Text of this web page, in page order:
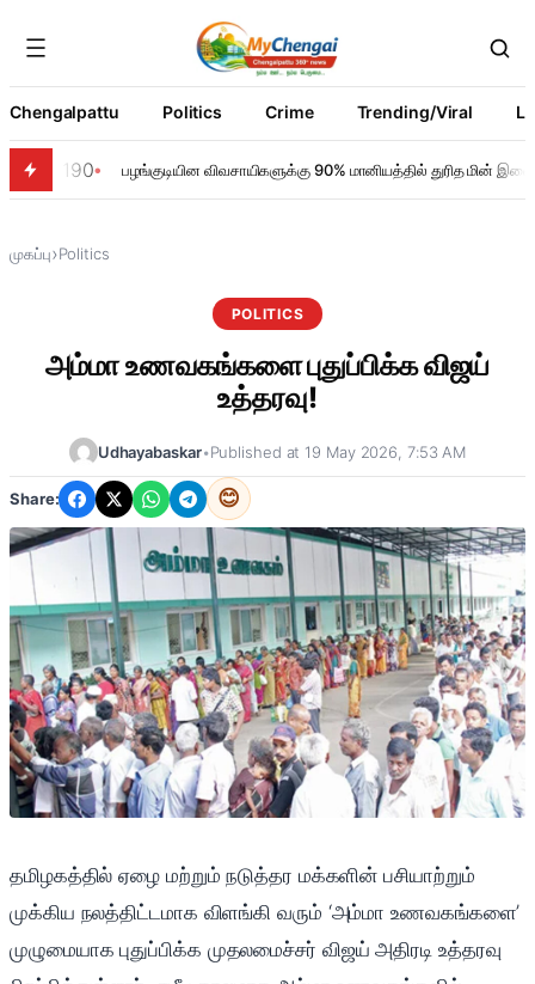
Chengalpattu Politics Crime Trending/Viral
190 பழங்குடியின விவசாயிகளுக்கு 90% மானியத்தில் துரித மின்
முகப்பு›Politics
POLITICS
அம்மா உணவகங்களை புதுப்பிக்க விஜய்
உத்தரவு!
Udhayabaskar•Published at 19 May 2026, 7:53 AM
Share: 😊
தமிழகத்தில் ஏழை மற்றும் நடுத்தர மக்களின் பசியாற்றும்
முக்கிய நலத்திட்டமாக விளங்கி வரும் ‘அம்மா உணவகங்களை’
முழுமையாக புதுப்பிக்க முதலமைச்சர் விஜய் அதிரடி உத்தரவு